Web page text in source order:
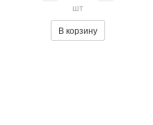
шт
В корзину